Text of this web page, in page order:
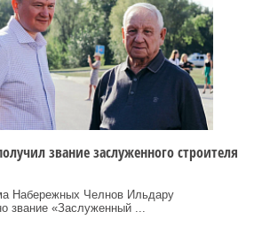
звание заслуженного строителя
Набережных Челнов Ильдару
звание «Заслуженный ...